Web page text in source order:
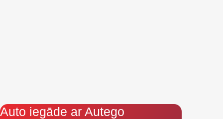
Auto iegāde ar Autego